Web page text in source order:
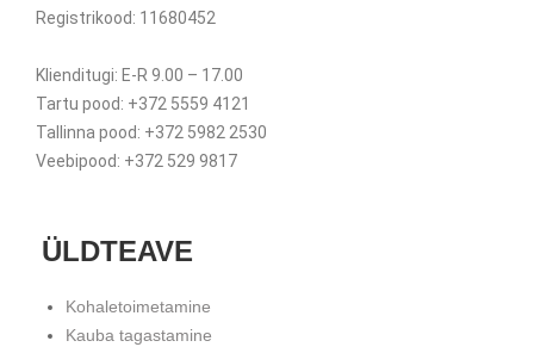
Registrikood: 11680452
Klienditugi: E-R 9.00 – 17.00
Tartu pood: +372 5559 4121
Tallinna pood: +372 5982 2530
Veebipood: +372 529 9817
ÜLDTEAVE
Kohaletoimetamine
Kauba tagastamine